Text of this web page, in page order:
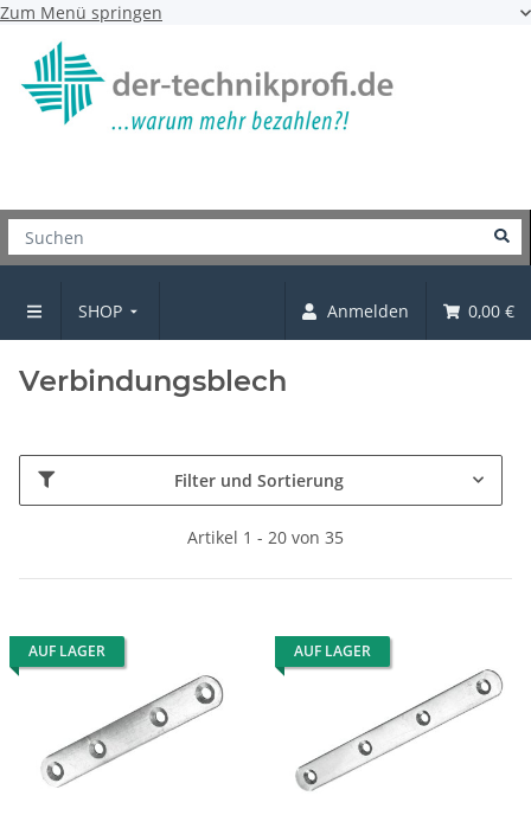
Zum Menü springen
SHOP Anmelden 0,00 €
Verbindungsbeschläge
Verbindungsblech
Filter und Sortierung
Artikel 1 - 20 von 35
AUF LAGER AUF LAGER